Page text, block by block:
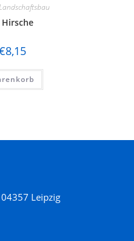
8,15
Leipzig